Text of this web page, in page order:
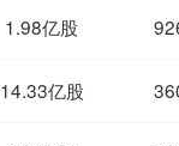
1.98亿股
14.33亿股